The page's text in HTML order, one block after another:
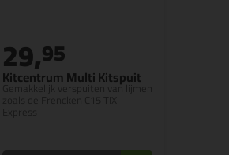
Kitcentrum Multi Kitspuit
Gemakkelijk verspuiten van lijmen
29,95